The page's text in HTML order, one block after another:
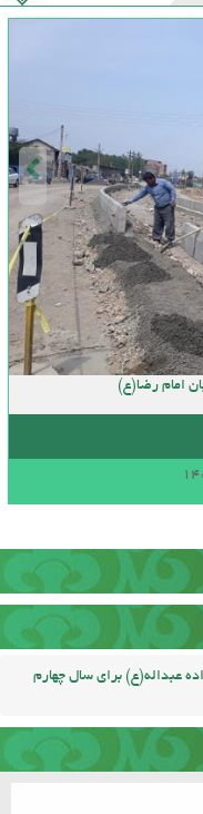
امام رضا(ع)
عبداله(ع) برای سال چهارم